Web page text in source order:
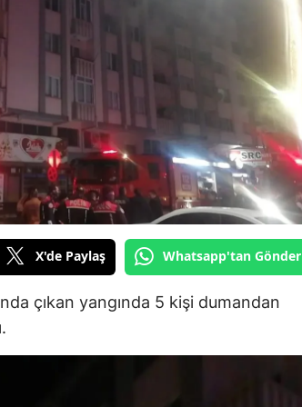
X'de Paylaş Whatsapp'tan Gönder
çıkan yangında 5 kişi dumandan